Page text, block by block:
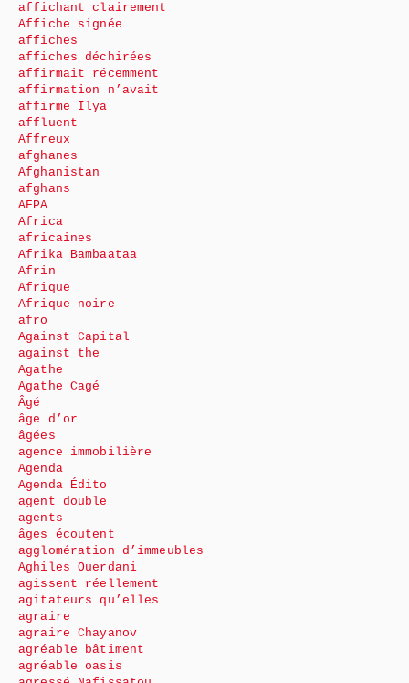
affichant clairement
Affiche signée
affiches
affiches déchirées
affirmait récemment
affirmation n’avait
affirme Ilya
affluent
Affreux
afghanes
Afghanistan
afghans
AFPA
Africa
africaines
Afrika Bambaataa
Afrin
Afrique
Afrique noire
afro
Against Capital
against the
Agathe
Agathe Cagé
Âgé
âge d’or
âgées
agence immobilière
Agenda
Agenda Édito
agent double
agents
âges écoutent
agglomération d’immeubles
Aghiles Ouerdani
agissent réellement
agitateurs qu’elles
agraire
agraire Chayanov
agréable bâtiment
agréable oasis